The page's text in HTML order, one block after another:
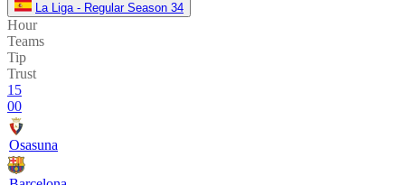
La Liga - Regular Season 34
Hour
Teams
Tip
Trust
15
00
Osasuna